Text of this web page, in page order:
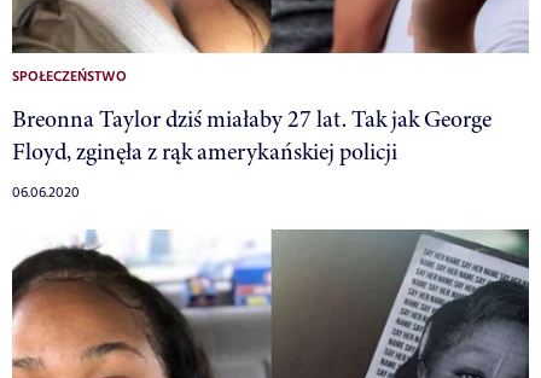
SPOŁECZEŃSTWO
Breonna Taylor dziś miałaby 27 lat. Tak jak George
Floyd, zginęła z rąk amerykańskiej policji
06.06.2020